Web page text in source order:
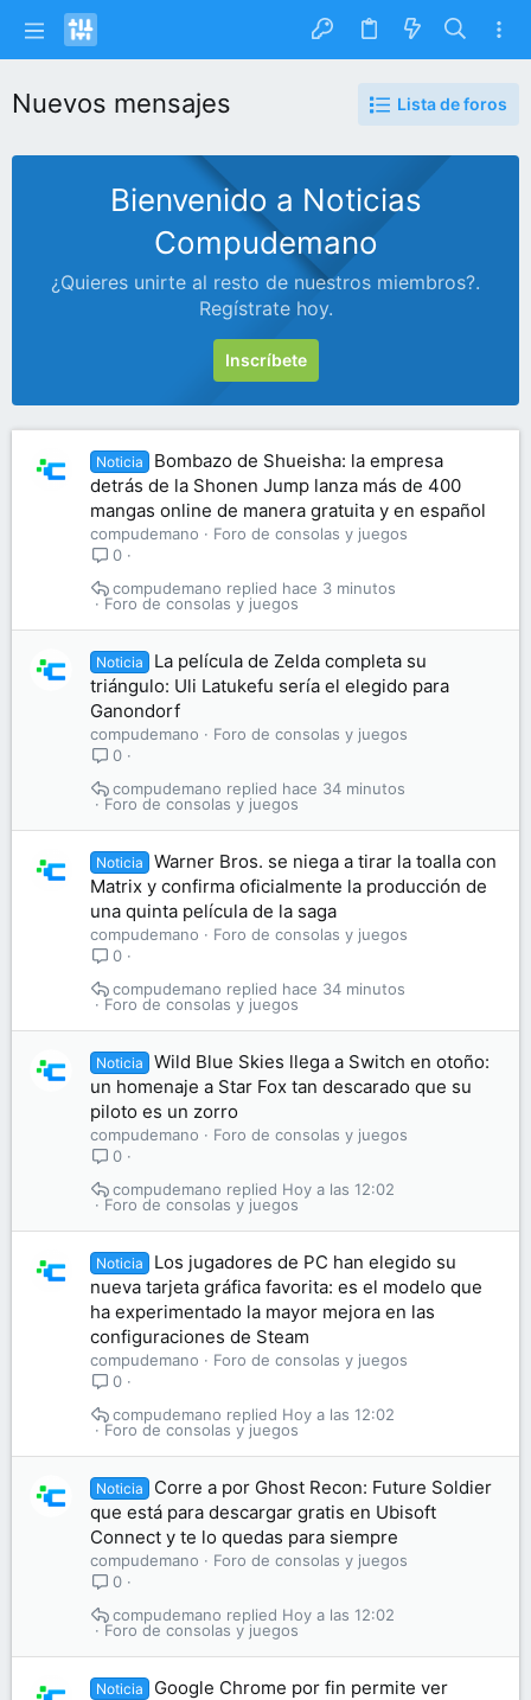
Nuevos mensajes Lista de foros
Bienvenido a Noticias
Compudemano
¿Quieres unirte al resto de nuestros miembros?.
Regístrate hoy.
Inscríbete
Noticia
Bombazo de Shueisha: la empresa
detrás de la Shonen Jump lanza más de 400
mangas online de manera gratuita y en español
compudemano
Foro de consolas y juegos
0
Foro de consolas y juegos
hace 3 minutos
compudemano
Noticia
La película de Zelda completa su
triángulo: Uli Latukefu sería el elegido para
Ganondorf
compudemano
Foro de consolas y juegos
0
Foro de consolas y juegos
hace 34 minutos
compudemano
Noticia
Warner Bros. se niega a tirar la toalla con
Matrix y confirma oficialmente la producción de
una quinta película de la saga
compudemano
Foro de consolas y juegos
0
Foro de consolas y juegos
hace 34 minutos
compudemano
Noticia
Wild Blue Skies llega a Switch en otoño:
un homenaje a Star Fox tan descarado que su
piloto es un zorro
compudemano
Foro de consolas y juegos
0
Foro de consolas y juegos
Hoy a las 12:02
compudemano
Noticia
Los jugadores de PC han elegido su
nueva tarjeta gráfica favorita: es el modelo que
ha experimentado la mayor mejora en las
configuraciones de Steam
compudemano
Foro de consolas y juegos
0
Foro de consolas y juegos
Hoy a las 12:02
compudemano
Noticia
Corre a por Ghost Recon: Future Soldier
que está para descargar gratis en Ubisoft
Connect y te lo quedas para siempre
compudemano
Foro de consolas y juegos
0
Foro de consolas y juegos
Hoy a las 12:02
compudemano
Noticia
Google Chrome por fin permite ver